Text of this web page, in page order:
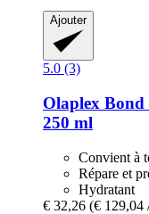
Ajouter
5.0 (3)
Olaplex Bond
250 ml
Convient à
Répare et
Hydratant
€ 32,26 (€ 129,04